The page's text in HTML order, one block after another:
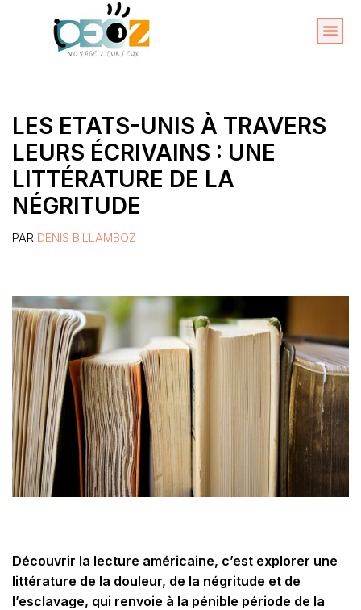
LES ETATS-UNIS À TRAVERS
LEURS ÉCRIVAINS : UNE
LITTÉRATURE DE LA
NÉGRITUDE
PAR DENIS BILLAMBOZ
Découvrir la lecture américaine, c’est explorer une
littérature de la douleur, de la négritude et de
l’esclavage, qui renvoie à la pénible période de la